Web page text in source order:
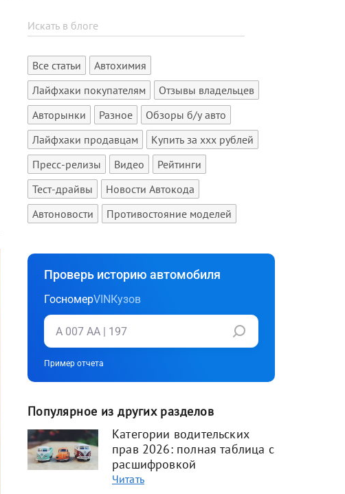
Все статьи
Автохимия
Лайфхаки покупателям
Отзывы владельцев
Авторынки
Разное
Обзоры б/у авто
Лайфхаки продавцам
Купить за xxx рублей
Пресс-релизы
Видео
Рейтинги
Тест-драйвы
Новости Автокода
Автоновости
Противостояние моделей
Проверь историю автомобиля
ГосномерVINКузов
Пример отчета
Популярное из других разделов
Категории водительских
прав 2026: полная таблица с
расшифровкой
Читать